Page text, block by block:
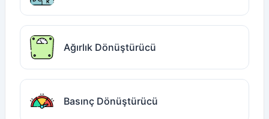
Ağırlık Dönüştürücü
Basınç Dönüştürücü